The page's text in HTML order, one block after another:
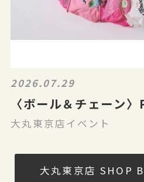
2026.07.29
〈ボール＆チェーン
大丸東京店イベント
大丸東京店 SHOP